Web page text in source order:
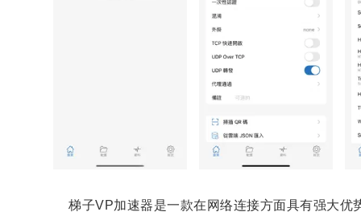
梯子VP加速器是一款在网络连接方面具有强大优